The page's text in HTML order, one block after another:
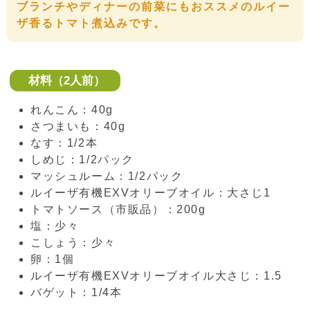
ブランチやディナーの前菜にもおススメのルイー
ザ香るトマト煮込みです。
材料（2人前）
れんこん：40g
さつまいも：40g
なす：1/2本
しめじ：1/2パック
マッシュルーム：1/2パック
ルイーザ有機EXVオリーブオイル：大さじ1
トマトソース（市販品）：200g
塩：少々
こしょう：少々
卵：1個
ルイーザ有機EXVオリーブオイル大さじ：1.5
バゲット：1/4本